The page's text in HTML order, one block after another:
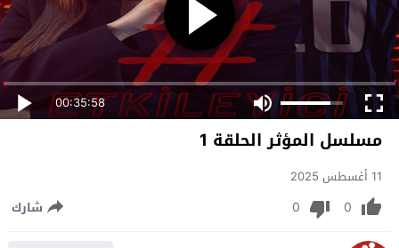
00:35:58
مسلسل المؤثر الحلقة 1
11 أغسطس 2025
0
0 شارك